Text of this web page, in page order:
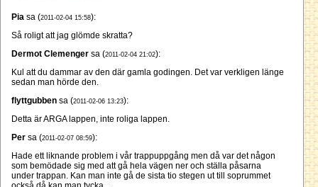
Pia sa (2011-02-04 15:58):
Så roligt att jag glömde skratta?
Dermot Clemenger sa (2011-02-04 21:02):
Kul att du dammar av den där gamla godingen. Det var verkligen länge
sedan man hörde den.
flyttgubben sa (2011-02-06 13:23):
Detta är ARGA lappen, inte roliga lappen.
Per sa (2011-02-07 08:59):
Hade ett liknande problem i vår trappuppgång men då var det någon
som bemödade sig med att gå hela vägen ner och ställa påsarna
under trappan. Kan man inte gå de sista tio stegen ut till soprummet